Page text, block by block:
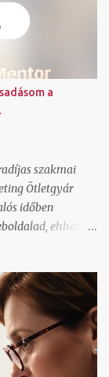
valósult meg.
hozzám
ingyenes rövid
( Katiötletek
a
szakmai
Ötletgyár
időben
ehhez jó
megírjuk az első
a facebook
fogsz tudni
elindítjuk a fb
poszttal,